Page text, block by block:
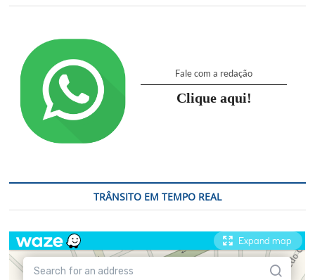
Fale com a redação
Clique aqui!
TRÂNSITO EM TEMPO REAL